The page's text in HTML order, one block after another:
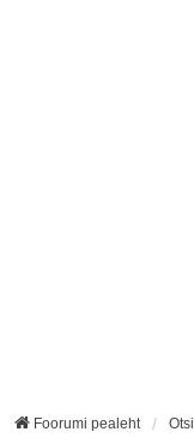
Foorumi pealeht Otsi